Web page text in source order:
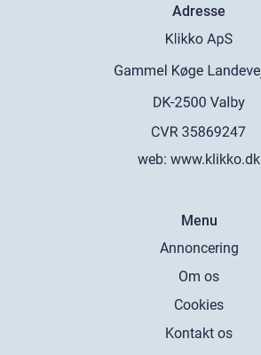
Adresse
web: www.klikko.dk
Menu
Annoncering
Om os
Cookies
Kontakt os